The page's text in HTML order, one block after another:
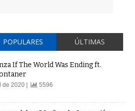
POPULARES ÚLTIMAS
If The World Was Ending ft.
2020 | 5596